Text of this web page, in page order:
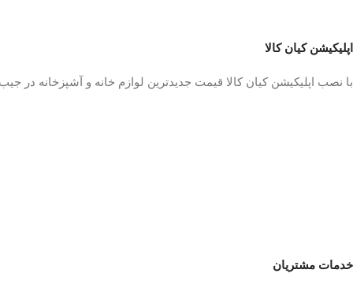
اپلیکیشن کیان کالا
با نصب اپلیکیشن کیان کالا قیمت جدیدترین لوازم خانه و آشپزخانه در
خدمات مشتریان